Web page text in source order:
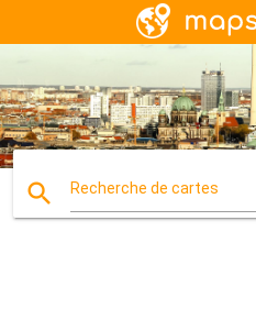
search Recherche de cartes